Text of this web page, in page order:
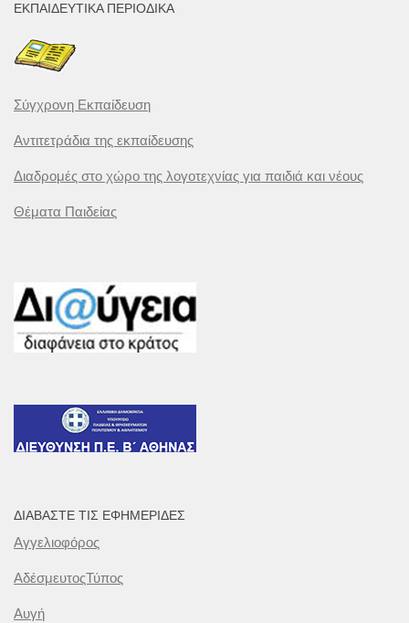
ΕΚΠΑΙΔΕΥΤΙΚΆ ΠΕΡΙΟΔΙΚΆ
Σύγχρονη Εκπαίδευση
Αντιτετράδια της εκπαίδευσης
Διαδρομές στο χώρο της λογοτεχνίας για παιδιά και νέους
Θέματα Παιδείας
ΔΙΑΒΆΣΤΕ ΤΙΣ ΕΦΗΜΕΡΊΔΕΣ
Αγγελιοφόρος
ΑδέσμευτοςΤύπος
Αυγή